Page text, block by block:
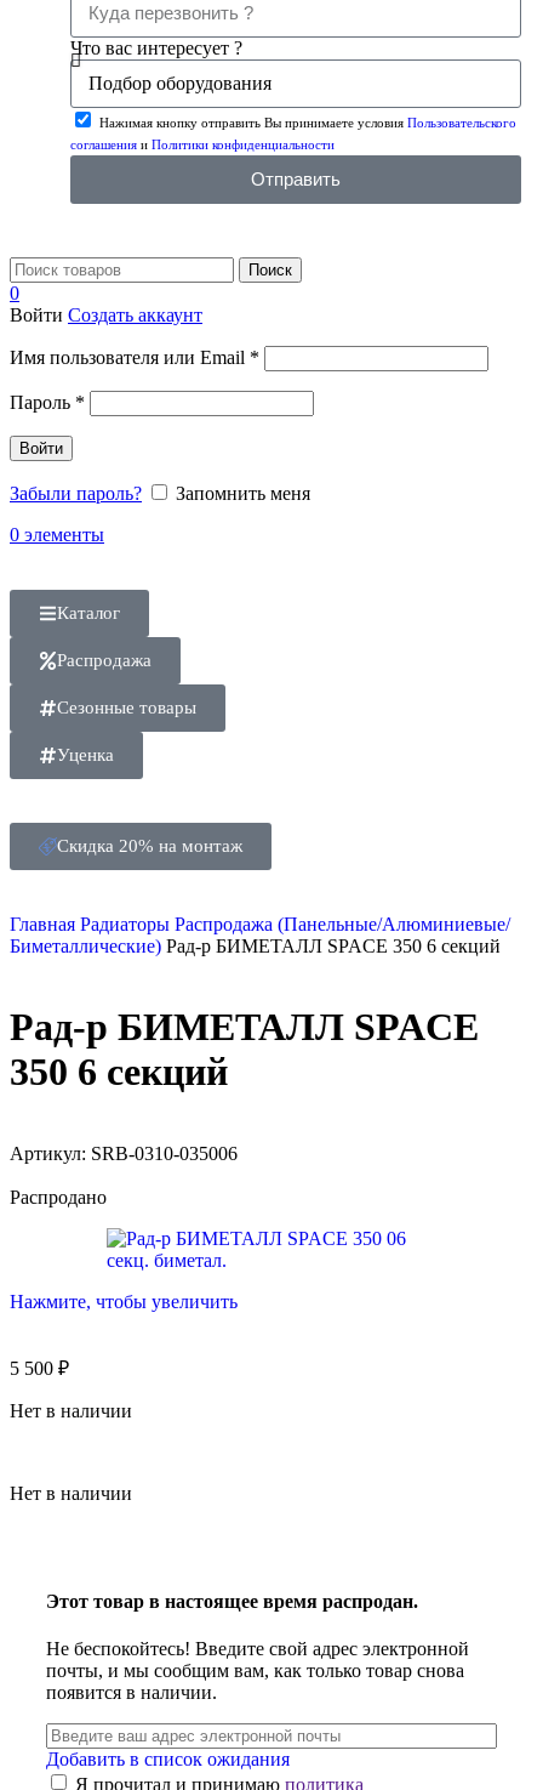
Что вас интересует ?
Нажимая кнопку отправить Вы принимаете условия Пользовательского
соглашения и Политики конфиденциальности
Отправить
Поиск
0
Войти Создать аккаунт
Имя пользователя или Email *
Пароль *
Войти
Забыли пароль?
Запомнить меня
0 элементы
Каталог
Распродажа
Сезонные товары
Уценка
Скидка 20% на монтаж
Главная Радиаторы Распродажа (Панельные/Алюминиевые/
Биметаллические) Рад-р БИМЕТАЛЛ SPACE 350 6 секций
Рад-р БИМЕТАЛЛ SPACE
350 6 секций
Артикул: SRB-0310-035006
Распродано
Нажмите, чтобы увеличить
5 500 ₽
Нет в наличии
Нет в наличии
Этот товар в настоящее время распродан.
Не беспокойтесь! Введите свой адрес электронной
почты, и мы сообщим вам, как только товар снова
появится в наличии.
Добавить в список ожидания
Я прочитал и принимаю политика